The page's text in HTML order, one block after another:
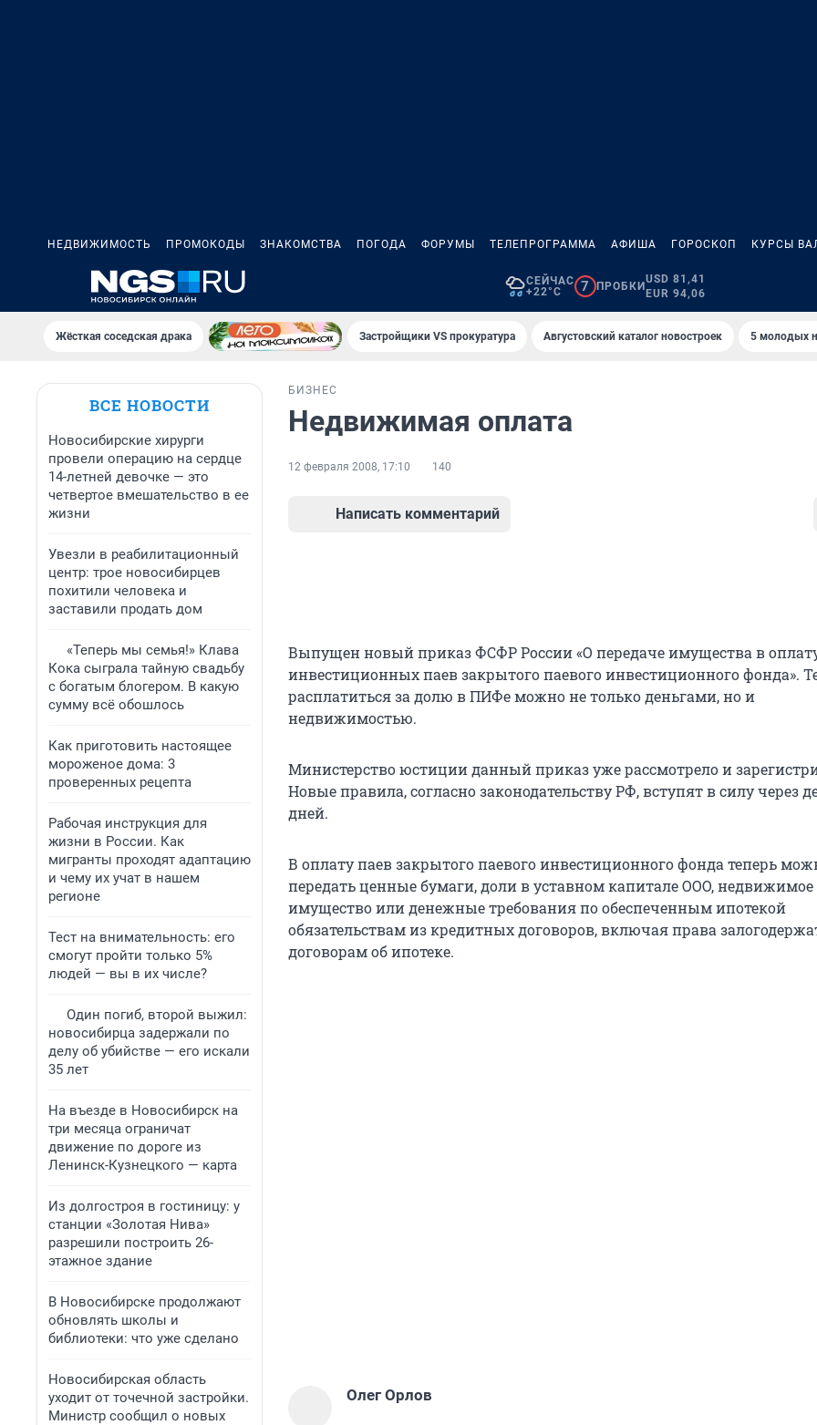
НЕДВИЖИМОСТЬ ПРОМОКОДЫ ЗНАКОМСТВА ПОГОДА ФОРУМЫ ТЕЛЕПРОГРАММА АФИША ГОРОСКОП КУРСЫ
СЕЙЧАС
+22°C
7 ПРОБКИ
USD 81,41
EUR 94,06
Жёсткая соседская драка Застройщики VS прокуратура Августовский каталог новостроек 5 молодых
ВСЕ НОВОСТИ
Новосибирские хирурги
провели операцию на сердце
14-летней девочке — это
четвертое вмешательство в ее
жизни
Увезли в реабилитационный
центр: трое новосибирцев
похитили человека и
заставили продать дом
«Теперь мы семья!» Клава
Кока сыграла тайную свадьбу
с богатым блогером. В какую
сумму всё обошлось
Как приготовить настоящее
мороженое дома: 3
проверенных рецепта
Рабочая инструкция для
жизни в России. Как
мигранты проходят адаптацию
и чему их учат в нашем
регионе
Тест на внимательность: его
смогут пройти только 5%
людей — вы в их числе?
Один погиб, второй выжил:
новосибирца задержали по
делу об убийстве — его искали
35 лет
На въезде в Новосибирск на
три месяца ограничат
движение по дороге из
Ленинск-Кузнецкого — карта
Из долгостроя в гостиницу: у
станции «Золотая Нива»
разрешили построить 26-
этажное здание
В Новосибирске продолжают
обновлять школы и
библиотеки: что уже сделано
Новосибирская область
уходит от точечной застройки.
Министр сообщил о новых
БИЗНЕС
Недвижимая оплата
12 февраля 2008, 17:10 140
Написать комментарий
Выпущен новый приказ ФСФР России «О передаче имущества в
инвестиционных паев закрытого паевого инвестиционного фонда».
расплатиться за долю в ПИФе можно не только деньгами, но и
недвижимостью.
Министерство юстиции данный приказ уже рассмотрело и
Новые правила, согласно законодательству РФ, вступят в силу через
дней.
В оплату паев закрытого паевого инвестиционного фонда теперь
передать ценные бумаги, доли в уставном капитале ООО, недвижимое
имущество или денежные требования по обеспеченным ипотекой
обязательствам из кредитных договоров, включая права
договорам об ипотеке.
Олег Орлов